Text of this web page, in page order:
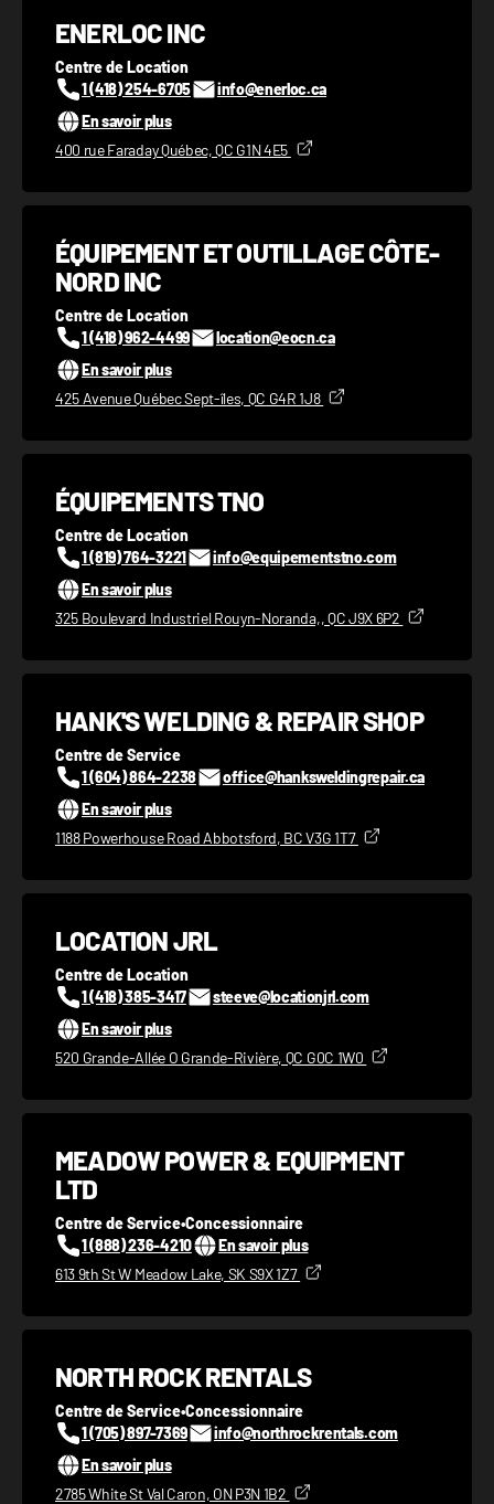
ENERLOC INC
Centre de Location
1 (418) 254-6705
info@enerloc.ca
En savoir plus
400 rue Faraday Québec, QC G1N 4E5
ÉQUIPEMENT ET OUTILLAGE CÔTE-
NORD INC
Centre de Location
1 (418) 962-4499
location@eocn.ca
En savoir plus
425 Avenue Québec Sept-îles, QC G4R 1J8
ÉQUIPEMENTS TNO
Centre de Location
1 (819) 764-3221
info@equipementstno.com
En savoir plus
325 Boulevard Industriel Rouyn-Noranda,, QC J9X 6P2
HANK'S WELDING & REPAIR SHOP
Centre de Service
1 (604) 864-2238
office@hanksweldingrepair.ca
En savoir plus
1188 Powerhouse Road Abbotsford, BC V3G 1T7
LOCATION JRL
Centre de Location
1 (418) 385-3417
steeve@locationjrl.com
En savoir plus
520 Grande-Allée O Grande-Rivière, QC G0C 1W0
MEADOW POWER & EQUIPMENT
LTD
Centre de Service•Concessionnaire
1 (888) 236-4210
En savoir plus
613 9th St W Meadow Lake, SK S9X 1Z7
NORTH ROCK RENTALS
Centre de Service•Concessionnaire
1 (705) 897-7369
info@northrockrentals.com
En savoir plus
2785 White St Val Caron, ON P3N 1B2